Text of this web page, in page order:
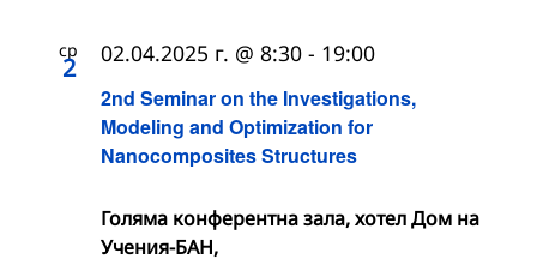
ср
2
2nd Seminar on the Investigations,
Modeling and Optimization for
Nanocomposites Structures
02.04.2025 г. @ 8:30 - 19:00
Голяма конферентна зала, хотел Дом на
Учения-БАН,